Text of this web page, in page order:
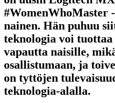
#WomenWhoMaster
nainen. Hän puhuu
teknologia voi
vapautta naisille,
osallistumaan, ja
on tyttöjen
teknologia-alalla.